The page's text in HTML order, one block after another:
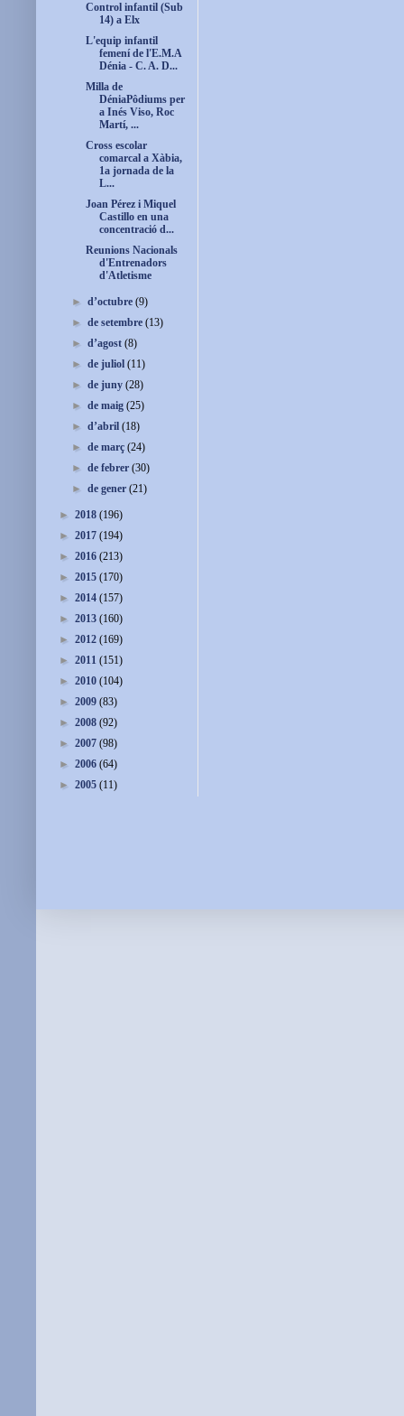
Control infantil (Sub
14) a Elx
L'equip infantil
femení de l'E.M.A
Dénia - C. A. D...
Milla de
DéniaPôdiums per
a Inés Viso, Roc
Martí, ...
Cross escolar
comarcal a Xàbia,
1a jornada de la
L...
Joan Pérez i Miquel
Castillo en una
concentració d...
Reunions Nacionals
d'Entrenadors
d'Atletisme
►d’octubre(9)
►de setembre(13)
►d’agost(8)
►de juliol(11)
►de juny(28)
►de maig(25)
►d’abril(18)
►de març(24)
►de febrer(30)
►de gener(21)
► 2018 (196)
► 2017 (194)
► 2016 (213)
► 2015 (170)
► 2014 (157)
► 2013 (160)
► 2012 (169)
► 2011 (151)
► 2010 (104)
► 2009 (83)
► 2008 (92)
► 2007 (98)
► 2006 (64)
► 2005 (11)